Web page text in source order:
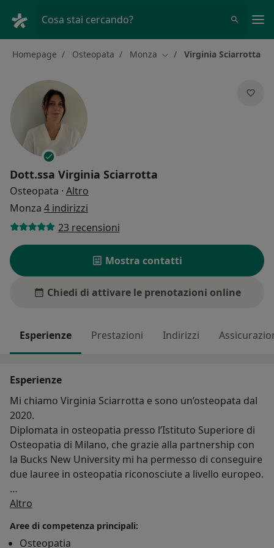
Cosa stai cercando?
Homepage Osteopata Monza Cambia città
Virginia Sciarrotta
Dott.ssa Virginia Sciarrotta
Osteopata · Altro
Monza 4 indirizzi
23 recensioni
Mostra contatti
Chiedi di attivare le prenotazioni online
Esperienze Prestazioni Indirizzi
Esperienze
Mi chiamo Virginia Sciarrotta e sono un’osteopata dal
2020.
Diplomata in osteopatia presso l’Istituto Superiore di
Osteopatia di Milano, che grazie alla partnership con
la Bucks New University mi ha permesso di conseguire
due lauree in osteopatia riconosciute a livello europeo.
Terminato il percorso accademico ho intrapreso
neonato e nell’adulto, e nei disturbi cranio-cervico-
Altro
Aree di competenza principali:
Osteopatia